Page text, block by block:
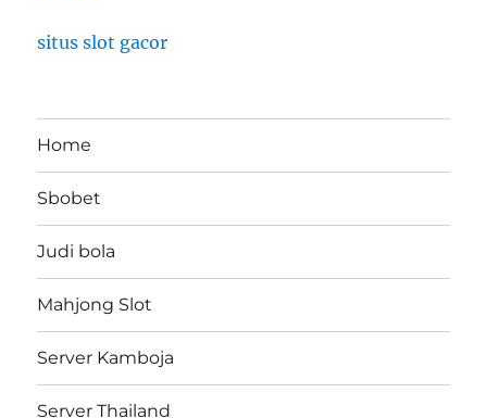
situs slot gacor
Home
Sbobet
Judi bola
Mahjong Slot
Server Kamboja
Server Thailand